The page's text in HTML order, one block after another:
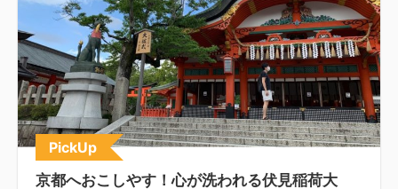
PickUp
京都へおこしやす！心が洗われる伏見稲荷大